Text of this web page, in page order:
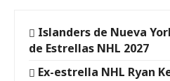
Islanders de Nueva
de Estrellas NHL 2027
Ex-estrella NHL Ryan